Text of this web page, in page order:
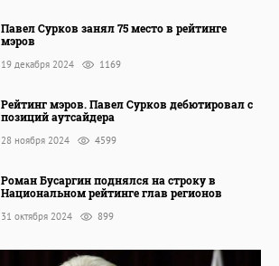
Павел Сурков занял 75 место в рейтинге
мэров
19 декабря 2024 1169
Рейтинг мэров. Павел Сурков дебютировал с
позиций аутсайдера
28 ноября 2024 4599
Роман Бусаргин поднялся на строку в
Национальном рейтинге глав регионов
31 октября 2024 899